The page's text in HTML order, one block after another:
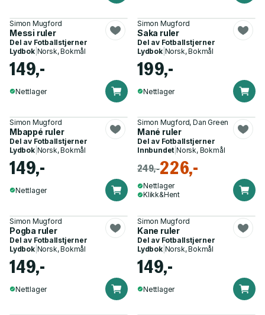
Simon Mugford
Messi ruler
Del av Fotballstjerner
Lydbok| Norsk, Bokmål
149,-
Nettlager
Simon Mugford
Saka ruler
Del av Fotballstjerner
Lydbok| Norsk, Bokmål
199,-
Nettlager
Simon Mugford
Mbappé ruler
Del av Fotballstjerner
Lydbok| Norsk, Bokmål
149,-
Nettlager
Simon Mugford, Dan Green
Mané ruler
Del av Fotballstjerner
Innbundet |Norsk, Bokmål
249,-226,-
Nettlager
Klikk&Hent
Simon Mugford
Pogba ruler
Del av Fotballstjerner
Lydbok| Norsk, Bokmål
149,-
Nettlager
Simon Mugford
Kane ruler
Del av Fotballstjerner
Lydbok| Norsk, Bokmål
149,-
Nettlager